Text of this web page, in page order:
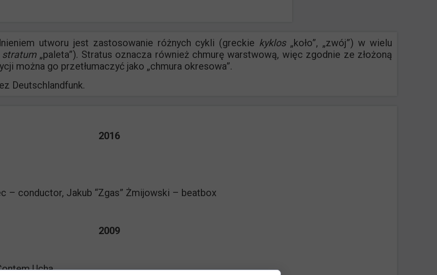
utworu jest zastosowanie różnych cykli (greckie kyklos„koło”, „zwój”) w wielu
stratum„paleta”). Stratus oznacza również chmurę warstwową, więc zgodnie ze złożoną
można go przetłumaczyć jako „chmura okresowa”.
Deutschlandfunk.
2016
– conductor, Jakub “Zgas” Żmijowski – beatbox
2009
Ucha